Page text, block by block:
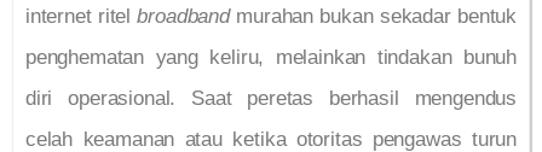
internet ritelbroadbandmurahan bukan sekadar bentuk
penghematan yang keliru, melainkan tindakan bunuh
diri operasional. Saat peretas berhasil mengendus
celah keamanan atau ketika otoritas pengawas turun